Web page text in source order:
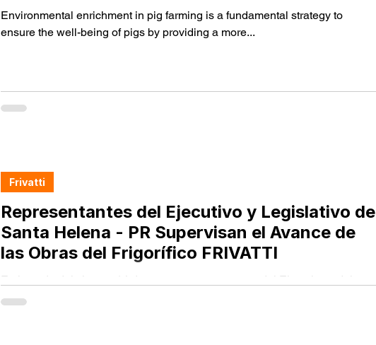
Environmental enrichment in pig farming is a fundamental strategy to
ensure the well-being of pigs by providing a more...
Representantes del Ejecutivo y Legislativo de
Santa Helena - PR Supervisan el Avance de
las Obras del Frigorífico FRIVATTI
En la tarde del viernes 14 de marzo, representantes del Ejecutivo y del
Legislativo visitaron el sitio de construcción del frigorífico...
Frivatti